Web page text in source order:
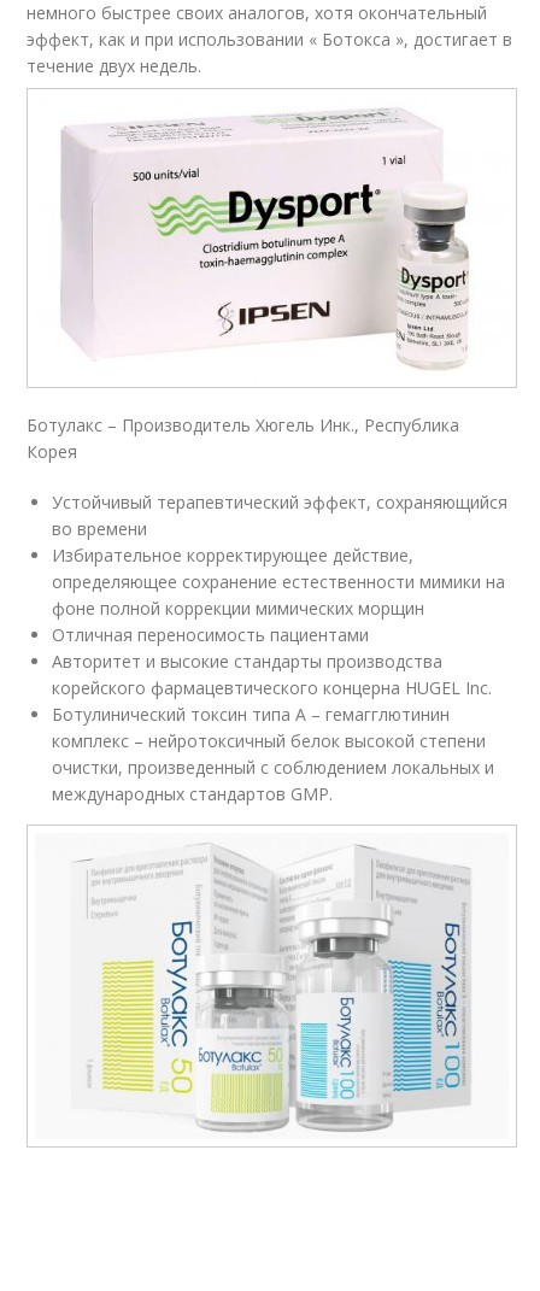
немного быстрее своих аналогов, хотя окончательный
эффект, как и при использовании « Ботокса », достигает в
течение двух недель.
Ботулакс – Производитель Хюгель Инк., Республика
Корея
Устойчивый терапевтический эффект, сохраняющийся
во времени
Избирательное корректирующее действие,
определяющее сохранение естественности мимики на
фоне полной коррекции мимических морщин
Отличная переносимость пациентами
Авторитет и высокие стандарты производства
корейского фармацевтического концерна HUGEL Inc.
Ботулинический токсин типа А – гемагглютинин
комплекс – нейротоксичный белок высокой степени
очистки, произведенный с соблюдением локальных и
международных стандартов GМP.